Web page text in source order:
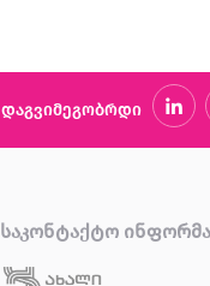
დაგვიმეგობრდი
ᲡᲐᲙᲝᲜᲢᲐᲥᲢᲝ